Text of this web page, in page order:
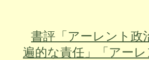
書評「アーレント
遍的な責任」「アー